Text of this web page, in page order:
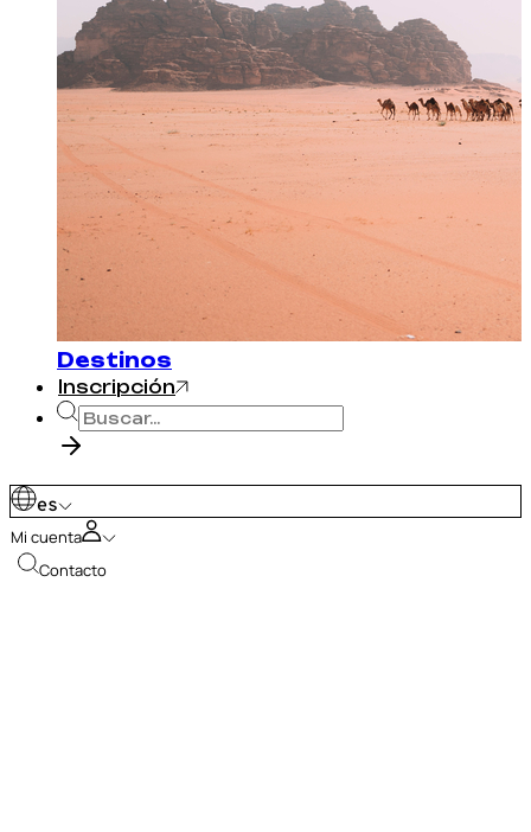
Destinos
Inscripción
es
Mi cuenta
Contacto